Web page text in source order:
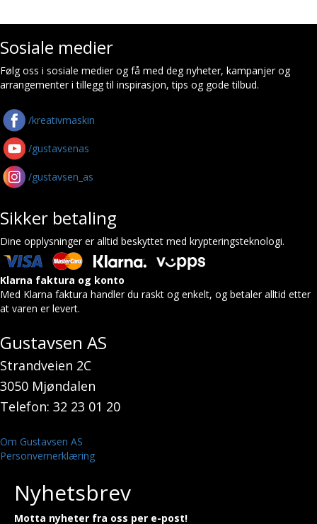
Sosiale medier
Følg oss i sosiale medier og få med deg nyheter, kampanjer og
arrangementer i tillegg til inspirasjon, tips og gode tilbud.
/kreativmaskin
/gustavsenas
/gustavsen_as
Sikker betaling
Dine opplysninger er alltid beskyttet med krypteringsteknologi.
Klarna faktura og konto
Med Klarna faktura handler du raskt og enkelt, og betaler alltid etter
at varen er levert.
Gustavsen AS
Strandveien 2C
3050 Mjøndalen
Telefon: 32 23 01 20
Om Gustavsen AS
Personvernerklæring
Nyhetsbrev
Motta nyheter fra oss per e-post!